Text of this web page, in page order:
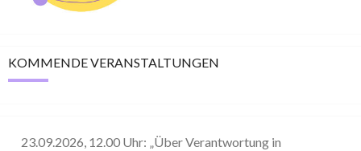
KOMMENDE VERANSTALTUNGEN
23.09.2026, 12.00 Uhr: „Über Verantwortung in